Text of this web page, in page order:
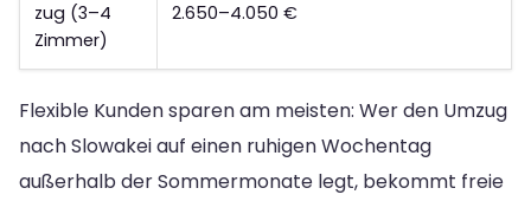
zug (3–4
Zimmer)
2.650–4.050 €
Flexible Kunden sparen am meisten: Wer den Umzug
nach Slowakei auf einen ruhigen Wochentag
außerhalb der Sommermonate legt, bekommt freie